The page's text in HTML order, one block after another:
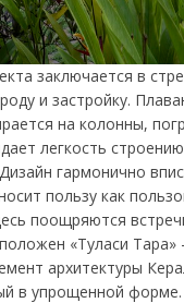
заключается в
и застройку.
на колонны,
легкость
гармонично
пользу как
поощряются
«Туласи
архитектуры
в упрощенной форме.